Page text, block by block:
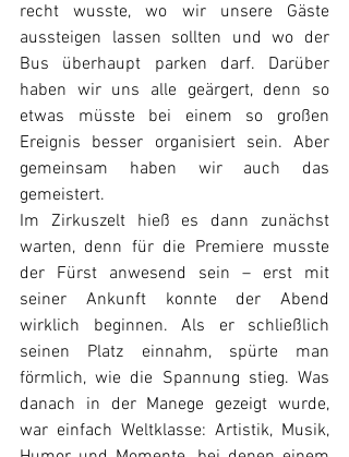
recht wusste, wo wir unsere Gäste
aussteigen lassen sollten und wo der
Bus überhaupt parken darf. Darüber
haben wir uns alle geärgert, denn so
etwas müsste bei einem so großen
Ereignis besser organisiert sein. Aber
gemeinsam haben wir auch das
gemeistert.
Im Zirkuszelt hieß es dann zunächst
warten, denn für die Premiere musste
der Fürst anwesend sein – erst mit
seiner Ankunft konnte der Abend
wirklich beginnen. Als er schließlich
seinen Platz einnahm, spürte man
förmlich, wie die Spannung stieg. Was
danach in der Manege gezeigt wurde,
war einfach Weltklasse: Artistik, Musik,